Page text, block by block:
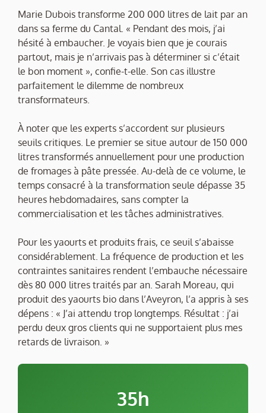
Marie Dubois transforme 200 000 litres de lait par an
dans sa ferme du Cantal. « Pendant des mois, j’ai
hésité à embaucher. Je voyais bien que je courais
partout, mais je n’arrivais pas à déterminer si c’était
le bon moment », confie-t-elle. Son cas illustre
parfaitement le dilemme de nombreux
transformateurs.
À noter que les experts s’accordent sur plusieurs
seuils critiques. Le premier se situe autour de 150 000
litres transformés annuellement pour une production
de fromages à pâte pressée. Au-delà de ce volume, le
temps consacré à la transformation seule dépasse 35
heures hebdomadaires, sans compter la
commercialisation et les tâches administratives.
Pour les yaourts et produits frais, ce seuil s’abaisse
considérablement. La fréquence de production et les
contraintes sanitaires rendent l’embauche nécessaire
dès 80 000 litres traités par an. Sarah Moreau, qui
produit des yaourts bio dans l’Aveyron, l’a appris à ses
dépens : « J’ai attendu trop longtemps. Résultat : j’ai
perdu deux gros clients qui ne supportaient plus mes
retards de livraison. »
35h